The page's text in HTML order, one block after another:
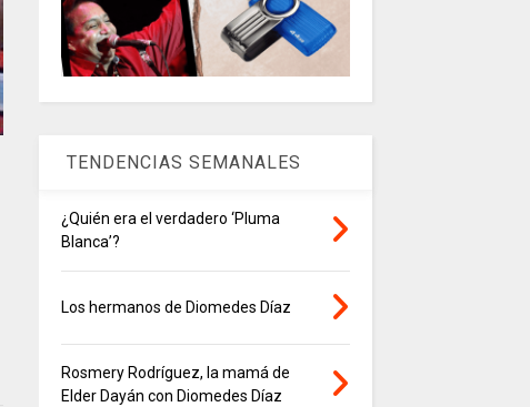
TENDENCIAS SEMANALES
¿Quién era el verdadero ‘Pluma
Blanca’?
Los hermanos de Diomedes Díaz
Rosmery Rodríguez, la mamá de
Elder Dayán con Diomedes Díaz